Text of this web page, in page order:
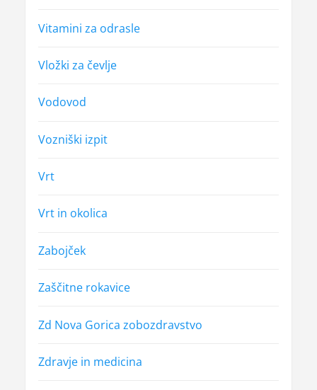
Vitamini za odrasle
Vložki za čevlje
Vodovod
Vozniški izpit
Vrt
Vrt in okolica
Zabojček
Zaščitne rokavice
Zd Nova Gorica zobozdravstvo
Zdravje in medicina